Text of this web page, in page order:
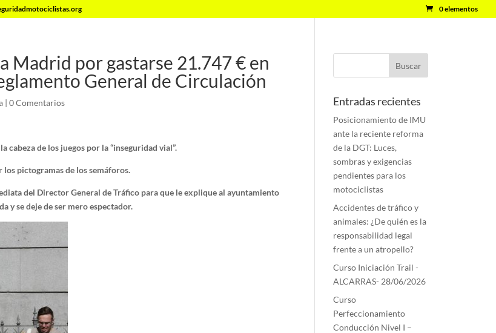
0 elementos
Madrid por gastarse 21.747 € en
General de Circulación
| 0 Comentarios
cabeza de los juegos por la “inseguridad vial”.
los pictogramas de los semáforos.
del Director General de Tráfico para que le explique al ayuntamiento
y se deje de ser mero espectador.
Entradas recientes
Posicionamiento de IMU
ante la reciente reforma
de la DGT: Luces,
sombras y exigencias
pendientes para los
motociclistas
Accidentes de tráfico y
animales: ¿De quién es la
responsabilidad legal
frente a un atropello?
Curso Iniciación Trail -
ALCARRAS- 28/06/2026
Curso
Perfeccionamiento
Conducción Nivel I –